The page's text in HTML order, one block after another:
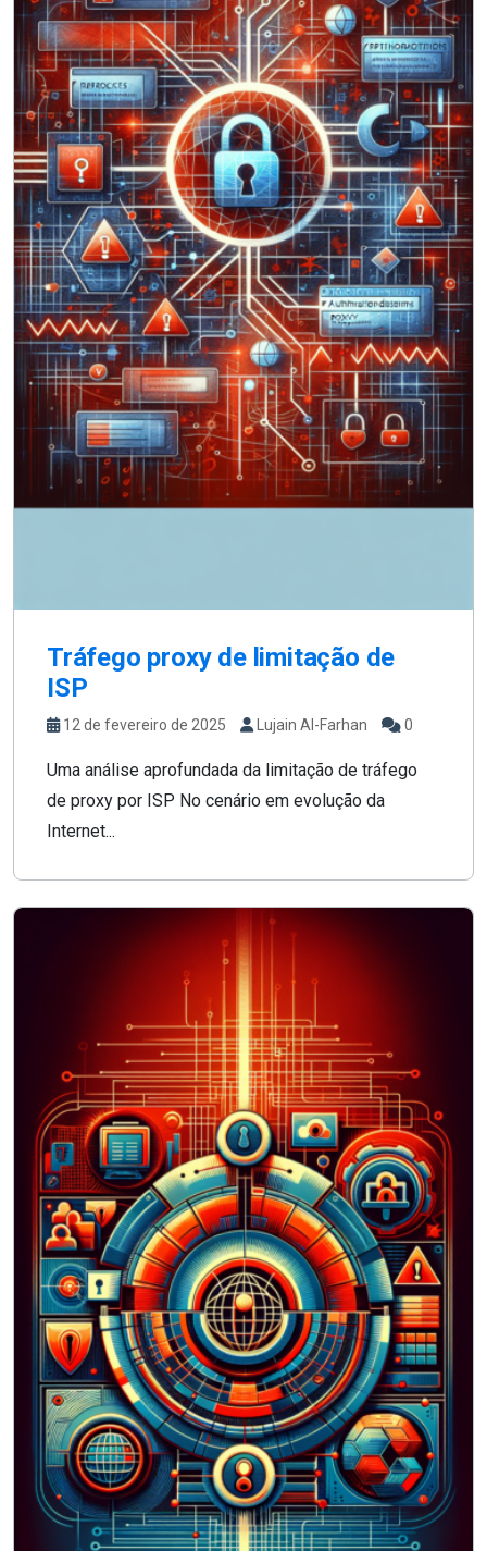
Tráfego proxy de limitação de
ISP
12 de fevereiro de 2025 Lujain Al-Farhan 0
Uma análise aprofundada da limitação de tráfego
de proxy por ISP No cenário em evolução da
Internet...